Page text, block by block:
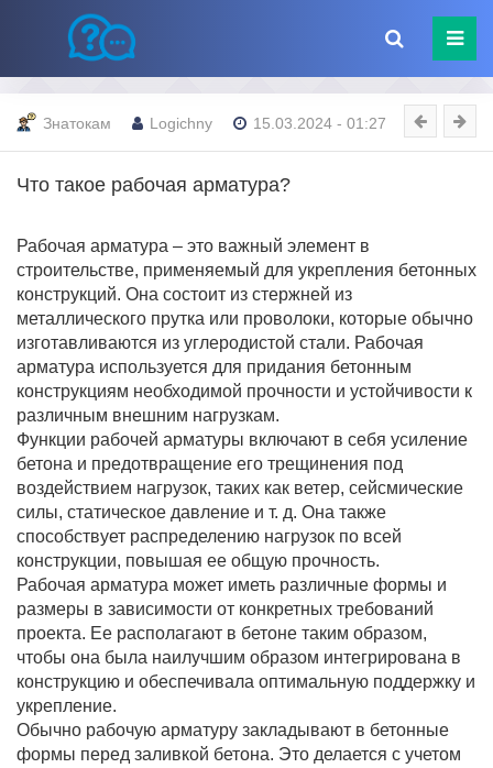
Знатокам Logichny 15.03.2024 - 01:27
Что такое рабочая арматура?
Рабочая арматура – это важный элемент в
строительстве, применяемый для укрепления бетонных
конструкций. Она состоит из стержней из
металлического прутка или проволоки, которые обычно
изготавливаются из углеродистой стали. Рабочая
арматура используется для придания бетонным
конструкциям необходимой прочности и устойчивости к
различным внешним нагрузкам.
Функции рабочей арматуры включают в себя усиление
бетона и предотвращение его трещинения под
воздействием нагрузок, таких как ветер, сейсмические
силы, статическое давление и т. д. Она также
способствует распределению нагрузок по всей
конструкции, повышая ее общую прочность.
Рабочая арматура может иметь различные формы и
размеры в зависимости от конкретных требований
проекта. Ее располагают в бетоне таким образом,
чтобы она была наилучшим образом интегрирована в
конструкцию и обеспечивала оптимальную поддержку и
укрепление.
Обычно рабочую арматуру закладывают в бетонные
формы перед заливкой бетона. Это делается с учетом